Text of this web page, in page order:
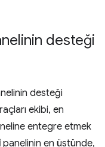
desteği
desteği
ekibi, en
entegre etmek
panelinin en üstünde,